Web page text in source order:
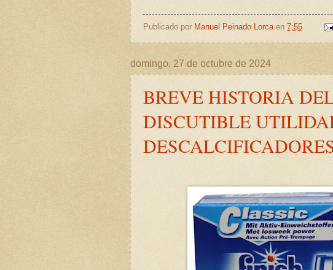
Publicado por Manuel Peinado Lorca en 7:55
domingo, 27 de octubre de 2024
BREVE HISTORIA
DISCUTIBLE